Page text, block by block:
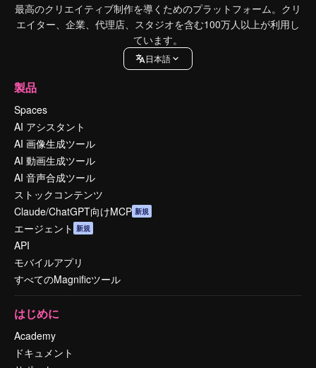
最高のクリエイティブ制作を導くためのプラットフォーム。クリ
エイター、企業、代理店、スタジオを含む100万人以上が利用し
ています。
日本語
製品
Spaces
AI アシスタント
AI 画像生成ツール
AI 動画生成ツール
AI 音声合成ツール
ストックコンテンツ
Claude/ChatGPT向けMCP 新規
エージェント 新規
API
モバイルアプリ
すべてのMagnificツール
はじめに
Academy
ドキュメント